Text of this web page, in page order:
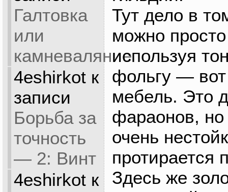
Галтовка
или
камневаляние
4eshirkotк
записи
Борьба за
точность
— 2: Винт
4eshirkotк
Тут дело в
можно
используя
фольгу —
мебель. Это
фараонов, но
очень
протирается
Здесь же